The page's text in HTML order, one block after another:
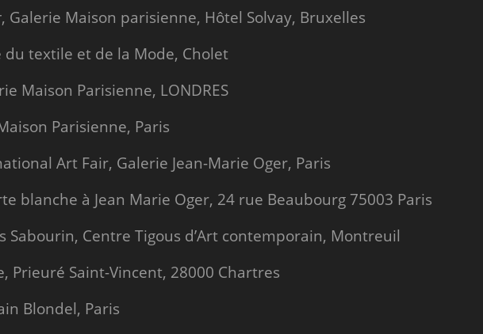
, Galerie Maison parisienne, Hôtel Solvay, Bruxelles
du textile et de la Mode, Cholet
Maison Parisienne, LONDRES
Parisienne, Paris
Art Fair, Galerie Jean-Marie Oger, Paris
blanche à Jean Marie Oger, 24 rue Beaubourg 75003 Paris
Sabourin, Centre Tigous d’Art contemporain, Montreuil
Prieuré Saint-Vincent, 28000 Chartres
Blondel, Paris